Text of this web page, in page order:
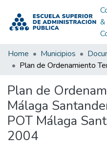
&
Home Municipios
Plan de
Málaga
POT Málaga
2004